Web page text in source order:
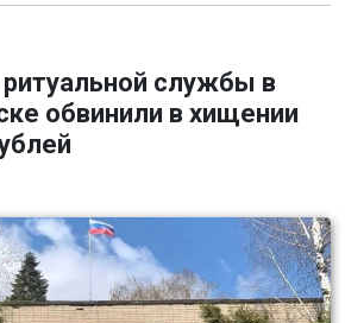
службы в
обвинили в хищении